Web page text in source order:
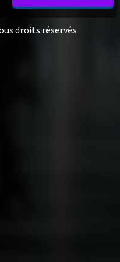
droits réservés